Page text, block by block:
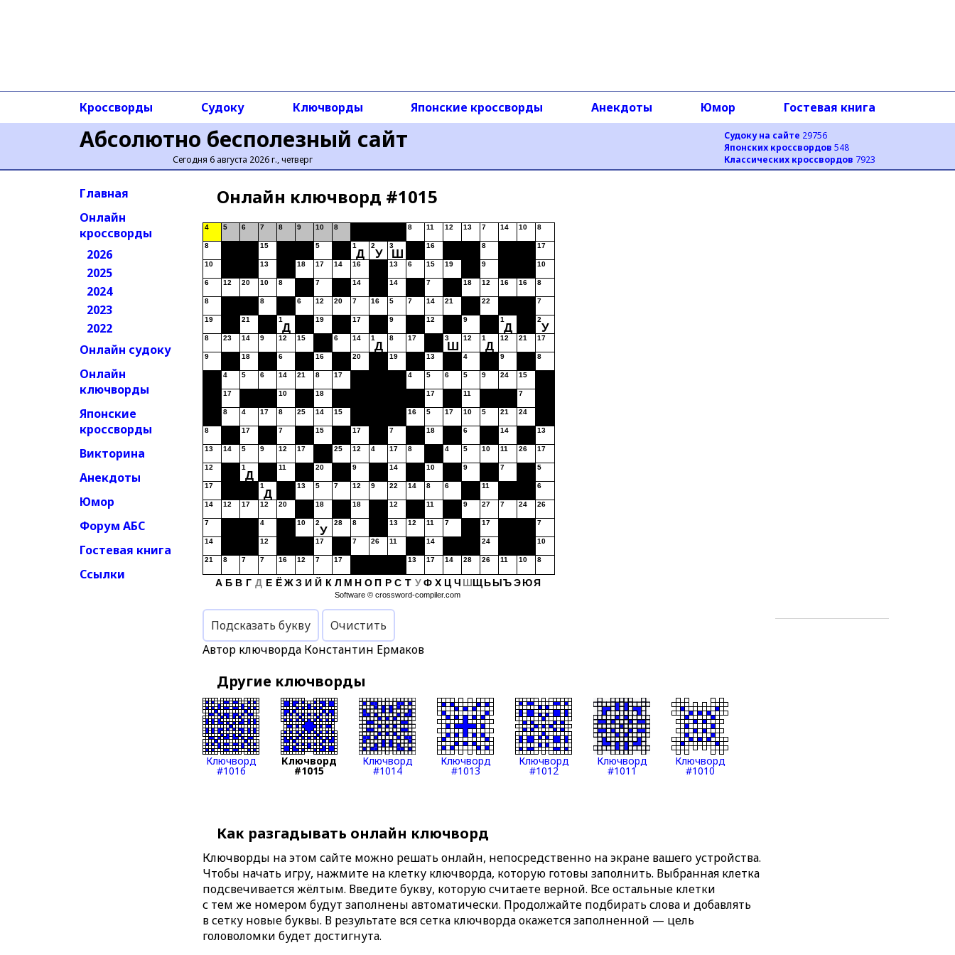
Абсолютно бесполезный сайт
Сегодня 6 августа 2026 г., четверг
Судоку на сайте 29756
Японских кроссвордов 548
Классических кроссвордов 7923
Кроссворды Судоку Ключворды Японские кроссворды Анекдоты Юмор Гостевая книга
Главная
Онлайн
кроссворды
2026
2025
2024
2023
2022
Онлайн судоку
Онлайн
ключворды
Японские
кроссворды
Викторина
Анекдоты
Юмор
Форум АБС
Гостевая книга
Ссылки
Онлайн ключворд #1015
4 5 6 7 8 9 10 8 8 11 12 13 7 14 10 8
8 15 5 1
Д
2
У
3
Ш
16 8 17
10 13 18 17 14 16 13 6 15 19 9 10
6 12 20 10 8 7 14 14 7 18 12 16 16 8
8 8 6 12 20 7 16 5 7 14 21 22 7
19 21 1
Д
19 17 9 12 9 1
Д
2
У
8 23 14 9 12 15 6 14 1
Д
8 17 3
Ш
12 1
Д
12 21 17
9 18 6 16 20 19 13 4 9 8
4 5 6 14 21 8 17 4 5 6 5 9 24 15
17 10 18 17 11 7
8 4 17 8 25 14 15 16 5 17 10 5 21 24
8 17 7 15 17 7 18 6 14 13
13 14 5 9 12 17 25 12 4 17 8 4 5 10 11 26 17
12 1
Д
11 20 9 14 10 9 7 5
17 1
Д
13 5 7 12 9 22 14 8 6 11 6
14 12 17 12 20 18 18 12 11 9 27 7 24 26
7 4 10 2
У
28 8 13 12 11 7 17 7
14 12 17 7 26 11 14 24 10
21 8 7 7 16 12 7 17 13 17 14 28 26 11 10 8
А Б В Г Д Е ЁЖЗ И Й К Л М Н О П Р С Т У Ф Х Ц Ч ШЩЬЫЪ ЭЮЯ
Software ©crossword-compiler.com
Подсказать букву
Очистить
Автор ключворда Константин Ермаков
Другие ключворды
Ключворд
#1016
Ключворд
#1015
Ключворд
#1014
Ключворд
#1013
Ключворд
#1012
Ключворд
#1011
Ключворд
#1010
Как разгадывать онлайн ключворд
Ключворды на этом сайте можно решать онлайн, непосредственно на экране вашего устройства.
Чтобы начать игру, нажмите на клетку ключворда, которую готовы заполнить. Выбранная клетка
подсвечивается жёлтым. Введите букву, которую считаете верной. Все остальные клетки
с тем же номером будут заполнены автоматически. Продолжайте подбирать слова и добавлять
в сетку новые буквы. В результате вся сетка ключворда окажется заполненной — цель
головоломки будет достигнута.